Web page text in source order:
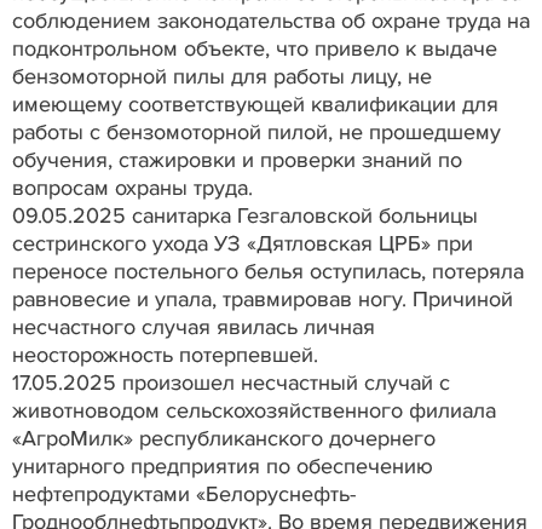
соблюдением законодательства об охране труда на
подконтрольном объекте, что привело к выдаче
бензомоторной пилы для работы лицу, не
имеющему соответствующей квалификации для
работы с бензомоторной пилой, не прошедшему
обучения, стажировки и проверки знаний по
вопросам охраны труда.
09.05.2025 санитарка Гезгаловской больницы
сестринского ухода УЗ «Дятловская ЦРБ» при
переносе постельного белья оступилась, потеряла
равновесие и упала, травмировав ногу. Причиной
несчастного случая явилась личная
неосторожность потерпевшей.
17.05.2025 произошел несчастный случай с
животноводом сельскохозяйственного филиала
«АгроМилк» республиканского дочернего
унитарного предприятия по обеспечению
нефтепродуктами «Белоруснефть-
Гроднооблнефтьпродукт». Во время передвижения